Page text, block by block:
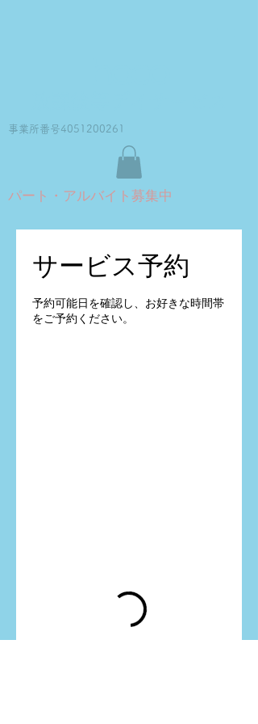
事業所番号4051200261
パート・アルバイト募集中
サービス予約
予約可能日を確認し、お好きな時間帯
をご予約ください。